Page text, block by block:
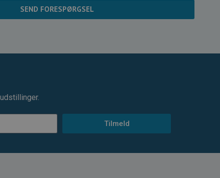
SEND FORESPØRGSEL
Tilmeld